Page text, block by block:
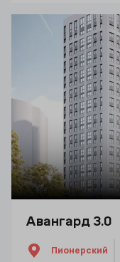
Авангард 3.0
Пионерский